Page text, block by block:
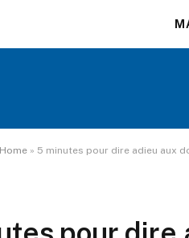
Home » 5 minutes pour dire adieu aux